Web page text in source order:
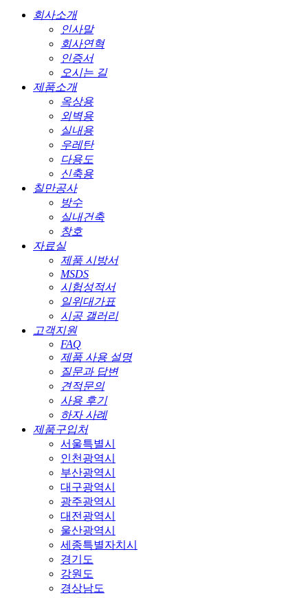
회사소개
인사말
회사연혁
인증서
오시는 길
제품소개
옥상용
외벽용
실내용
우레탄
다용도
신축용
칠만공사
방수
실내건축
창호
자료실
제품 시방서
MSDS
시험성적서
일위대가표
시공 갤러리
고객지원
FAQ
제품 사용 설명
질문과 답변
견적문의
사용 후기
하자 사례
제품구입처
서울특별시
인천광역시
부산광역시
대구광역시
광주광역시
대전광역시
울산광역시
세종특별자치시
경기도
강원도
경상남도